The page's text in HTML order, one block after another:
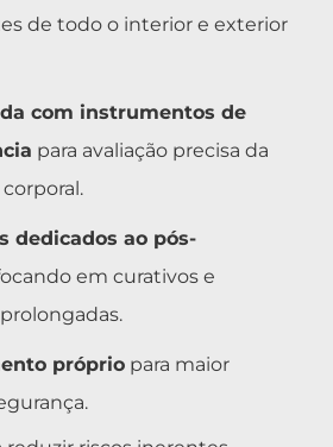
de todo o interior e exterior
com instrumentos de
para avaliação precisa da
dedicados ao pós-
em curativos e
próprio para maior